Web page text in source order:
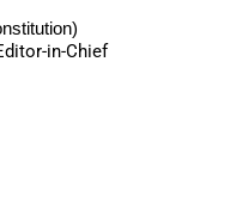
in-Chief